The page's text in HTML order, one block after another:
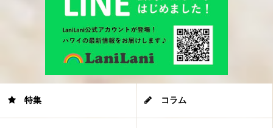
特集 コラム